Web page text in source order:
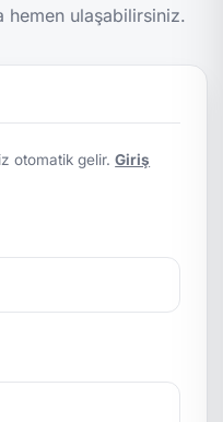
ulaşabilirsiniz.
otomatik gelir.Giriş